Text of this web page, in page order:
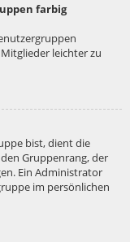
farbig
leichter zu
bist, dient die
Gruppenrang, der
Ein Administrator
im persönlichen